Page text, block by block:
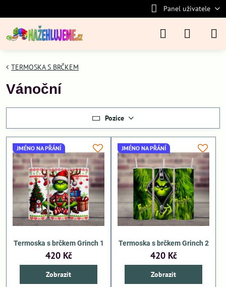
Panel uživatele
TERMOSKA S BRČKEM
Vánoční
Pozice
JMÉNO NA PŘÁNÍ
Termoska s brčkem Grinch 1
420 Kč
Zobrazit
JMÉNO NA PŘÁNÍ
Termoska s brčkem Grinch 2
420 Kč
Zobrazit